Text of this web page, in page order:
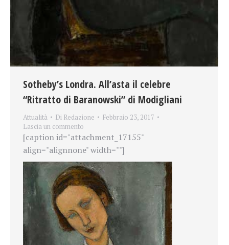
Sotheby’s Londra. All’asta il celebre
“Ritratto di Baranowski” di Modigliani
Attualità Di Redazione
Febbraio 23, 2017
Lascia un commento
[caption id="attachment_17155"
align="alignnone" width=""]